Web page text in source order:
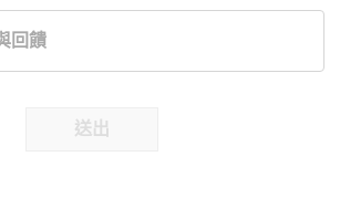
送出